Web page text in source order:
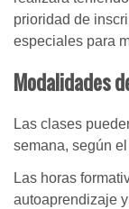
prioridad de
especiales para
Modalidades
Las clases
semana, según
Las horas
autoaprendizaje